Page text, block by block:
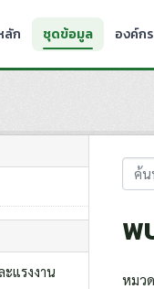
ลัก ชุดข้อมูล องค์กร
ะแรงงาน
พ
หมว